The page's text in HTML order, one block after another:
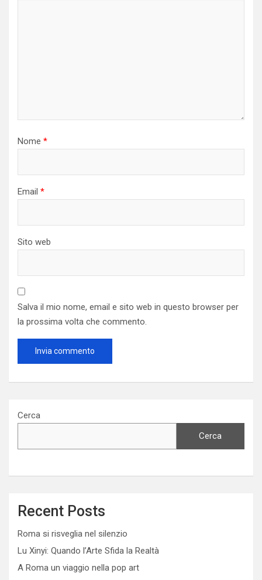
Nome *
Email *
Sito web
Salva il mio nome, email e sito web in questo browser per
la prossima volta che commento.
Cerca
Cerca
Recent Posts
Roma si risveglia nel silenzio
Lu Xinyi: Quando l’Arte Sfida la Realtà
A Roma un viaggio nella pop art